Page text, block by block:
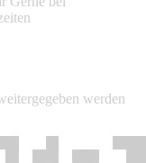
werden